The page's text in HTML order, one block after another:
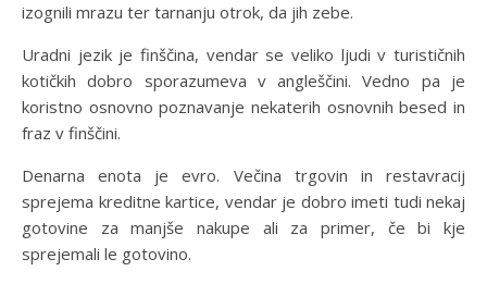
izognili mrazu ter tarnanju otrok, da jih zebe.
Uradni jezik je finščina, vendar se veliko ljudi v turističnih
kotičkih dobro sporazumeva v angleščini. Vedno pa je
koristno osnovno poznavanje nekaterih osnovnih besed in
fraz v finščini.
Denarna enota je evro. Večina trgovin in restavracij
sprejema kreditne kartice, vendar je dobro imeti tudi nekaj
gotovine za manjše nakupe ali za primer, če bi kje
sprejemali le gotovino.